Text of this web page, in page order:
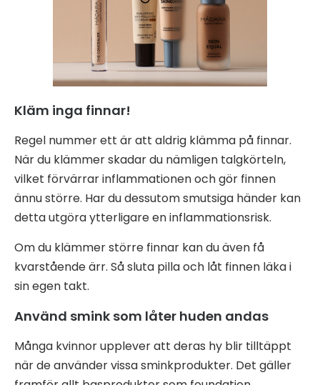
Kläm inga finnar!
Regel nummer ett är att aldrig klämma på finnar.
När du klämmer skadar du nämligen talgkörteln,
vilket förvärrar inflammationen och gör finnen
ännu större. Har du dessutom smutsiga händer kan
detta utgöra ytterligare en inflammationsrisk.
Om du klämmer större finnar kan du även få
kvarstående ärr. Så sluta pilla och låt finnen läka i
sin egen takt.
Använd smink som låter huden andas
Många kvinnor upplever att deras hy blir tilltäppt
när de använder vissa sminkprodukter. Det gäller